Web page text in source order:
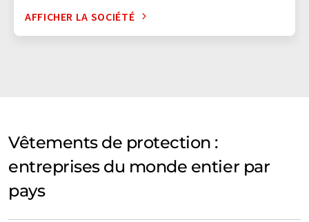
AFFICHER LA SOCIÉTÉ
Vêtements de protection :
entreprises du monde entier par
pays